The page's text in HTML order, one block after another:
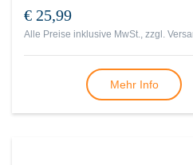
€ 25,99
Alle Preise inklusive MwSt., zzgl.
Mehr Info